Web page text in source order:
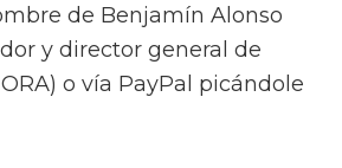
de Benjamín Alonso
y director general de
o vía PayPal picándole